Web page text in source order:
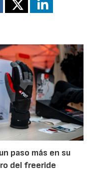
paso más en su
del freeride